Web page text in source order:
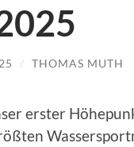
/ THOMAS MUTH
erster